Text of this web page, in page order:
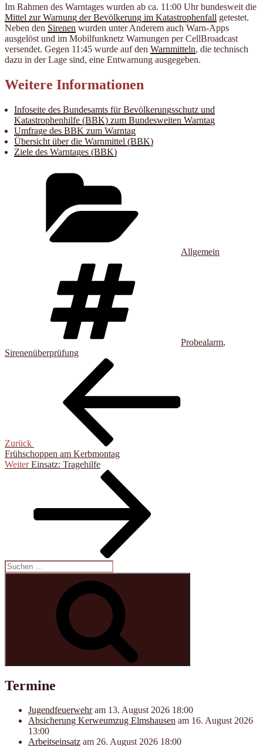
Im Rahmen des Warntages wurden ab ca. 11:00 Uhr bundesweit die
Mittel zur Warnung der Bevölkerung im Katastrophenfall getestet.
Neben den Sirenen wurden unter Anderem auch Warn-Apps
ausgelöst und im Mobilfunknetz Warnungen per CellBroadcast
versendet. Gegen 11:45 wurde auf den Warnmitteln, die technisch
dazu in der Lage sind, eine Entwarnung ausgegeben.
Weitere Informationen
Infoseite des Bundesamts für Bevölkerungsschutz und
Katastrophenhilfe (BBK) zum Bundesweiten Warntag
Umfrage des BBK zum Warntag
Übersicht über die Warnmittel (BBK)
Ziele des Warntages (BBK)
Allgemein
Probealarm,
Sirenenüberprüfung
Beitragsnavigation
Zurück
Frühschoppen am Kerbmontag
Nächster
Weiter Einsatz: Tragehilfe
Suchen
nach:
Termine
Jugendfeuerwehram 13. August 2026 18:00
Absicherung Kerweumzug Elmshausen am 16. August 2026
13:00
Arbeitseinsatz am 26. August 2026 18:00